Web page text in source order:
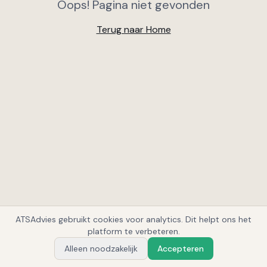
Oops! Pagina niet gevonden
Terug naar Home
1
ATSAdvies gebruikt cookies voor analytics. Dit helpt ons het
platform te verbeteren.
Alleen noodzakelijk
Accepteren